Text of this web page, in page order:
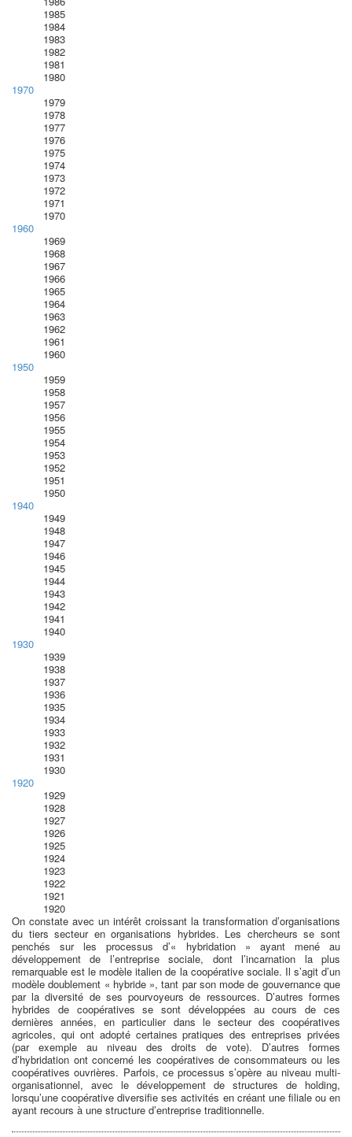
1985
1984
1983
1982
1981
1980
1970
1979
1978
1977
1976
1975
1974
1973
1972
1971
1970
1960
1969
1968
1967
1966
1965
1964
1963
1962
1961
1960
1950
1959
1958
1957
1956
1955
1954
1953
1952
1951
1950
1940
1949
1948
1947
1946
1945
1944
1943
1942
1941
1940
1930
1939
1938
1937
1936
1935
1934
1933
1932
1931
1930
1920
1929
1928
1927
1926
1925
1924
1923
1922
1921
1920
On constate avec un intérêt croissant la transformation d’organisations
du tiers secteur en organisations hybrides. Les chercheurs se sont
penchés sur les processus d’« hybridation » ayant mené au
développement de l’entreprise sociale, dont l’incarnation la plus
remarquable est le modèle italien de la coopérative sociale. Il s’agit d’un
modèle doublement « hybride », tant par son mode de gouvernance que
par la diversité de ses pourvoyeurs de ressources. D’autres formes
hybrides de coopératives se sont développées au cours de ces
dernières années, en particulier dans le secteur des coopératives
agricoles, qui ont adopté certaines pratiques des entreprises privées
(par exemple au niveau des droits de vote). D’autres formes
d’hybridation ont concerné les coopératives de consommateurs ou les
coopératives ouvrières. Parfois, ce processus s’opère au niveau multi-
organisationnel, avec le développement de structures de holding,
lorsqu’une coopérative diversifie ses activités en créant une filiale ou en
ayant recours à une structure d’entreprise traditionnelle.